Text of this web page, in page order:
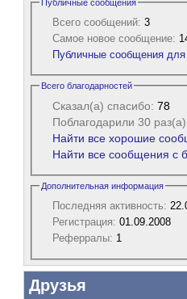
Публичные сообщения
Всего сообщений: 3
Самое новое сообщение:
Публичные сообщения
Всего благодарностей
Сказал(а) спасибо: 78
Поблагодарили 30
Найти все хорошие
Найти все сообщения с
Дополнительная информация
Последняя активность:
Регистрация: 01.09.2008
Реферралы: 1
Друзья